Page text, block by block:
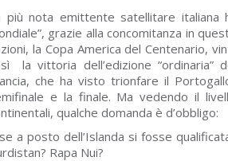
più nota emittente satellitare italiana
grazie alla concomitanza in
la Copa America del Centenario,
la vittoria dell’edizione “ordinaria”
che ha visto trionfare il
e la finale. Ma vedendo il
qualche domanda è d’obbligo:
a posto dell’Islanda si fosse
Rapa Nui?